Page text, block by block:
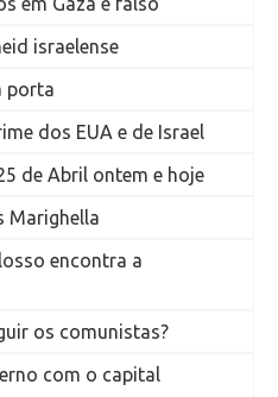
israelense
porta
dos EUA e de Israel
de Abril ontem e hoje
Marighella
encontra a
os comunistas?
com o capital